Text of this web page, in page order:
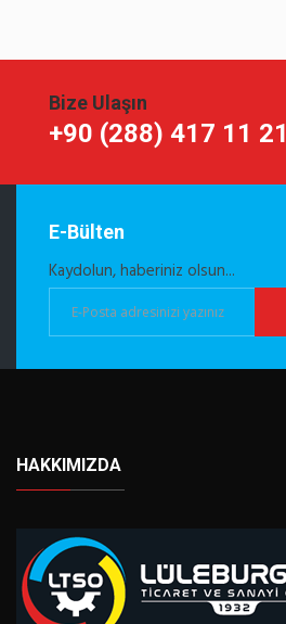
Bize Ulaşın
+90 (288) 417 11 21
E-Bülten
Kaydolun, haberiniz olsun...
HAKKIMIZDA